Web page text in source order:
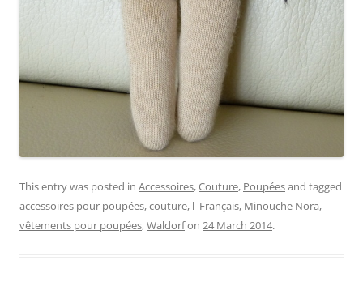
This entry was posted in Accessoires,Couture, Poupéesand tagged
accessoires pour poupées,couture, l_Français, Minouche Nora,
vêtements pour poupées,Waldorfon 24 March 2014.